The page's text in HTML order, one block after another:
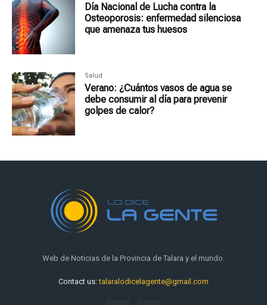
Día Nacional de Lucha contra la
Osteoporosis: enfermedad silenciosa
que amenaza tus huesos
Salud
Verano: ¿Cuántos vasos de agua se
debe consumir al día para prevenir
golpes de calor?
Web de Noticias de la Provincia de Talara y el mundo.
Contact us:talaralodicelagente@gmail.com